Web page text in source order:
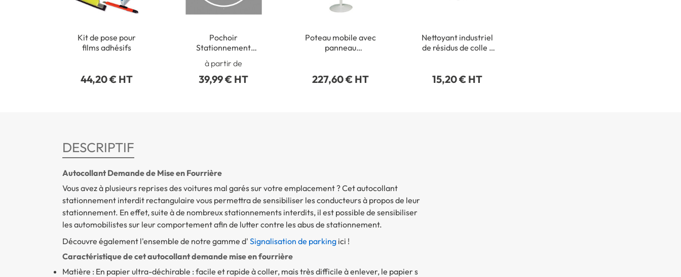
Kit de pose pour
films adhésifs
44,20 € HT
Pochoir
Stationnement
interdit
à partir de
39,99 € HT
Poteau mobile avec
panneau
10´
227,60 € HT
Nettoyant industriel
de résidus de colle -
15,20 € HT
DESCRIPTIF
Autocollant Demande de Mise en Fourrière
Vous avez à plusieurs reprises des voitures mal garés sur votre emplacement ? Cet autocollant
stationnement interdit rectangulaire vous permettra de sensibiliser les conducteurs à propos de leur
stationnement. En effet, suite à de nombreux stationnements interdits, il est possible de sensibiliser
les automobilistes sur leur comportement afin de lutter contre les abus de stationnement.
Découvre également l'ensemble de notre gamme d' Signalisation de parkingici !
Caractéristique de cet autocollant demande mise en fourrière
Matière : En papier ultra-déchirable : facile et rapide à coller, mais très difficile à enlever, le papier s